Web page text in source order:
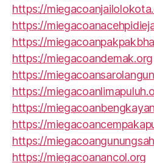
https://
https://
https://
https://miegacoandemak.org
https://
https://
https://
https://
https://
https://miegacoanancol.org